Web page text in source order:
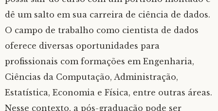
dê um salto em sua carreira de ciência de dados.
O campo de trabalho como cientista de dados
oferece diversas oportunidades para
profissionais com formações em Engenharia,
Ciências da Computação, Administração,
Estatística, Economia e Física, entre outras áreas.
Nesse contexto, a pós-graduação pode ser